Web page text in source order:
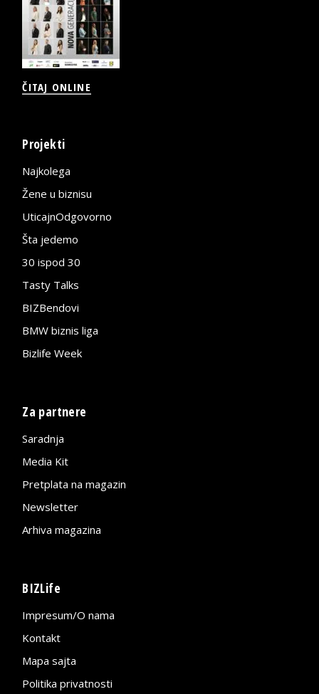
ČITAJ ONLINE
Projekti
Najkolega
Žene u biznisu
UticajnOdgovorno
Šta jedemo
30 ispod 30
Tasty Talks
BIZBendovi
BMW biznis liga
Bizlife Week
Za partnere
Saradnja
Media Kit
Pretplata na magazin
Newsletter
Arhiva magazina
BIZLife
Impresum/O nama
Kontakt
Mapa sajta
Politika privatnosti